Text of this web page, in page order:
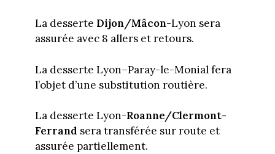
La desserte Dijon/Mâcon-Lyon sera
assurée avec 8 allers et retours.
La desserte Lyon–Paray-le-Monial fera
l’objet d’une substitution routière.
La desserte Lyon-Roanne/Clermont-
Ferrand sera transférée sur route et
assurée partiellement.